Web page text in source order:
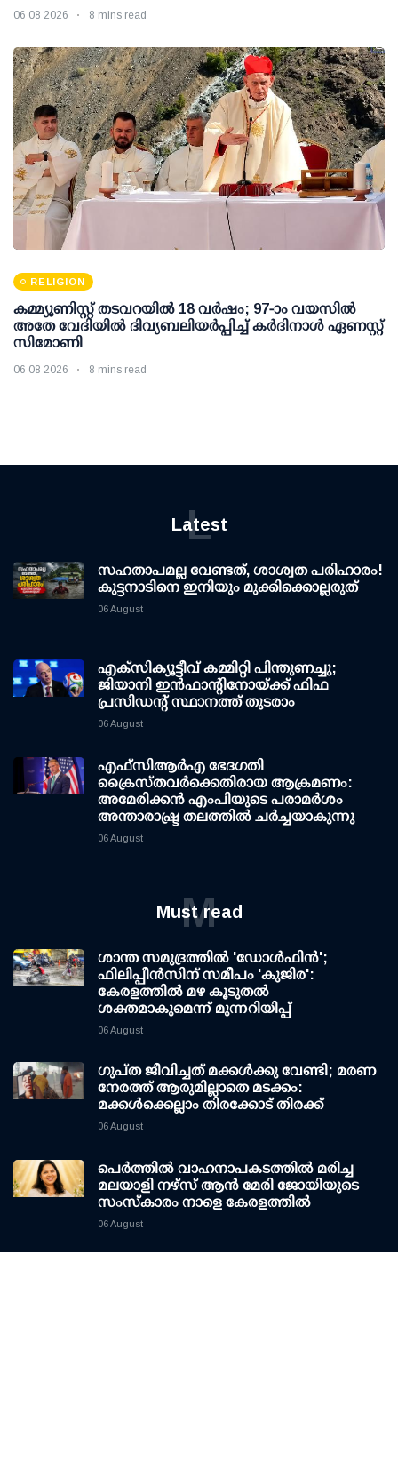
06 08 2026 8 mins read
RELIGION
കമ്മ്യൂണിസ്റ്റ് തടവറയില്‍ 18 വര്‍ഷം; 97-ാം വയസില്‍
അതേ വേദിയില്‍ ദിവ്യബലിയര്‍പ്പിച്ച് കര്‍ദിനാള്‍ ഏണസ്റ്റ്
സിമോണി
06 08 2026 8 mins read
Latest
L
സഹതാപമല്ല വേണ്ടത്, ശാശ്വത പരിഹാരം!
കുട്ടനാടിനെ ഇനിയും മുക്കിക്കൊല്ലരുത്
06 August
എക്സിക്യൂട്ടീവ് കമ്മിറ്റി പിന്തുണച്ചു;
ജിയാനി ഇന്‍ഫാന്റിനോയ്ക്ക് ഫിഫ
പ്രസിഡന്റ് സ്ഥാനത്ത് തുടരാം
06 August
എഫ്‌സി‌ആര്‍‌എ ഭേദഗതി
ക്രൈസ്തവർക്കെതിരായ ആക്രമണം:
അമേരിക്കൻ എംപിയുടെ പരാമർശം
അന്താരാഷ്ട്ര തലത്തിൽ ചർച്ചയാകുന്നു
06 August
Must read
M
ശാന്ത സമുദ്രത്തില്‍ 'ഡോള്‍ഫിന്‍';
ഫിലിപ്പീന്‍സിന് സമീപം 'കുജിര':
കേരളത്തില്‍ മഴ കൂടുതല്‍
ശക്തമാകുമെന്ന് മുന്നറിയിപ്പ്
06 August
ഗുപ്ത ജീവിച്ചത് മക്കള്‍ക്കു വേണ്ടി; മരണ
നേരത്ത് ആരുമില്ലാതെ മടക്കം:
മക്കള്‍ക്കെല്ലാം തിരക്കോട് തിരക്ക്
06 August
പെർത്തിൽ വാഹനാപകടത്തിൽ മരിച്ച
മലയാളി നഴ്സ് ആൻ മേരി ജോയിയുടെ
സംസ്കാരം നാളെ കേരളത്തിൽ
06 August